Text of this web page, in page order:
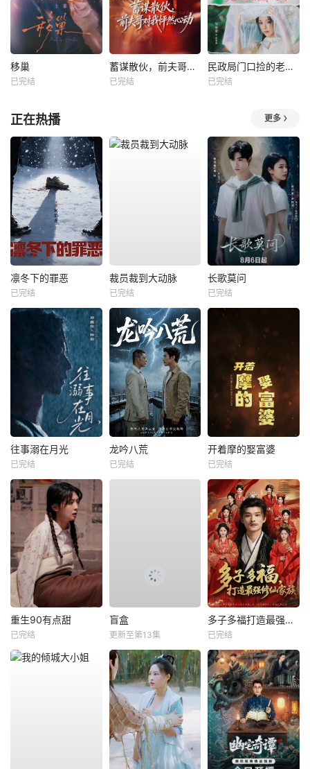
移巢
已完结
蓄谋散伙，前夫哥对我怦然心动
已完结
民政局门口捡的老公身份藏不住了
已完结
正在热播 更多
凛冬下的罪恶
已完结
裁员裁到大动脉
已完结
长歌莫问
已完结
往事溺在月光
已完结
龙吟八荒
已完结
开着摩的娶富婆
已完结
重生90有点甜
已完结
盲盒
更新至第13集
多子多福打造最强修仙家族
已完结